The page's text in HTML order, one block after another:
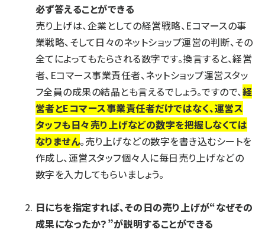
必ず答えることができる
売り上げは、企業としての経営戦略、Eコマースの事
業戦略、そして日々のネットショップ運営の判断、その
全てによってもたらされる数字です。換言すると、経営
者、Eコマース事業責任者、ネットショップ運営スタッ
フ全員の成果の結晶とも言えるでしょう。ですので、経
営者とEコマース事業責任者だけではなく、運営ス
タッフも日々売り上げなどの数字を把握しなくては
なりません。売り上げなどの数字を書き込むシートを
作成し、運営スタッフ個々人に毎日売り上げなどの
数字を入力してもらいましょう。
日にちを指定すれば、その日の売り上げが“なぜその
成果になったか？”が説明することができる